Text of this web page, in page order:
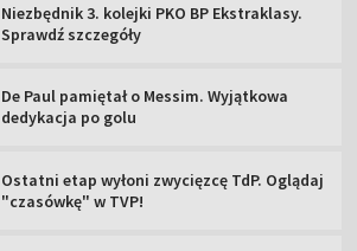
Niezbędnik 3. kolejki PKO BP Ekstraklasy.
Sprawdź szczegóły
De Paul pamiętał o Messim. Wyjątkowa
dedykacja po golu
Ostatni etap wyłoni zwycięzcę TdP. Oglądaj
"czasówkę" w TVP!